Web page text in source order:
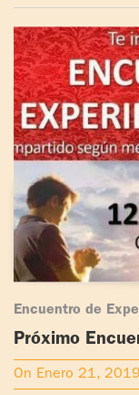
Encuentro de
Próximo
Cartago,
On Enero 21, 2019